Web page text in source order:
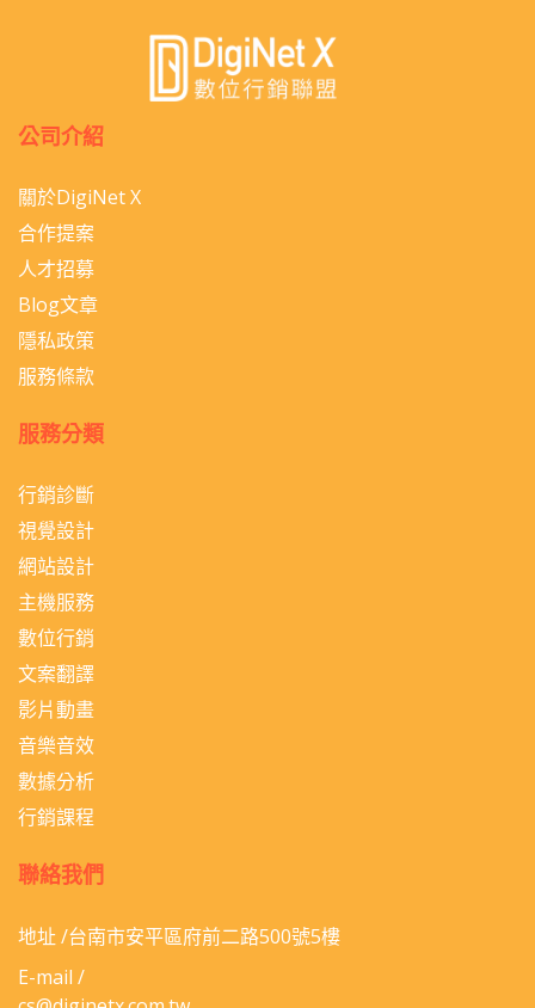
公司介紹
關於DigiNet X
合作提案
人才招募
Blog文章
隱私政策
服務條款
服務分類
行銷診斷
視覺設計
網站設計
主機服務
數位行銷
文案翻譯
影片動畫
音樂音效
數據分析
行銷課程
聯絡我們
地址 /台南市安平區府前二路500號5樓
E-mail /